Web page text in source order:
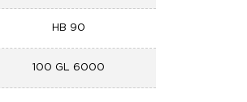
HB 90
100 GL 6000